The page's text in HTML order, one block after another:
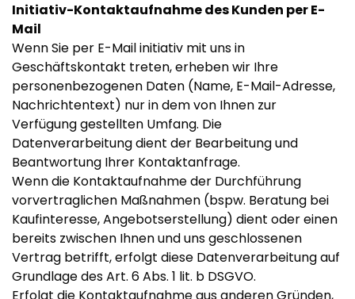
Initiativ-Kontaktaufnahme des Kunden per E-
Mail
Wenn Sie per E-Mail initiativ mit uns in
Geschäftskontakt treten, erheben wir Ihre
personenbezogenen Daten (Name, E-Mail-Adresse,
Nachrichtentext) nur in dem von Ihnen zur
Verfügung gestellten Umfang. Die
Datenverarbeitung dient der Bearbeitung und
Beantwortung Ihrer Kontaktanfrage.
Wenn die Kontaktaufnahme der Durchführung
vorvertraglichen Maßnahmen (bspw. Beratung bei
Kaufinteresse, Angebotserstellung) dient oder einen
bereits zwischen Ihnen und uns geschlossenen
Vertrag betrifft, erfolgt diese Datenverarbeitung auf
Grundlage des Art. 6 Abs. 1 lit. b DSGVO.